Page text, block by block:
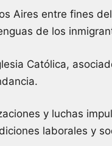
Aires entre fines
de los
Católica,
y luchas
laborales y